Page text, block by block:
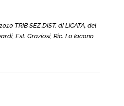
TRIB.SEZ.DIST. di LICATA, del
Est. Graziosi, Ric. Lo Iacono